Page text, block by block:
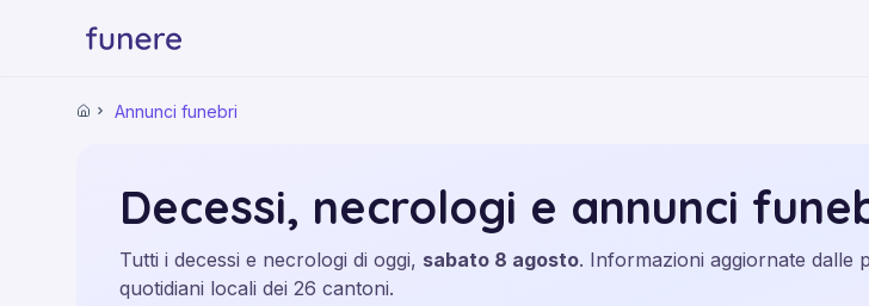
Home
Annunci funebri
Decessi, necrologi e annunci
Tutti i decessi e necrologi di oggi, sabato 8 agosto. Informazioni aggiornate dalle
quotidiani locali dei 26 cantoni.